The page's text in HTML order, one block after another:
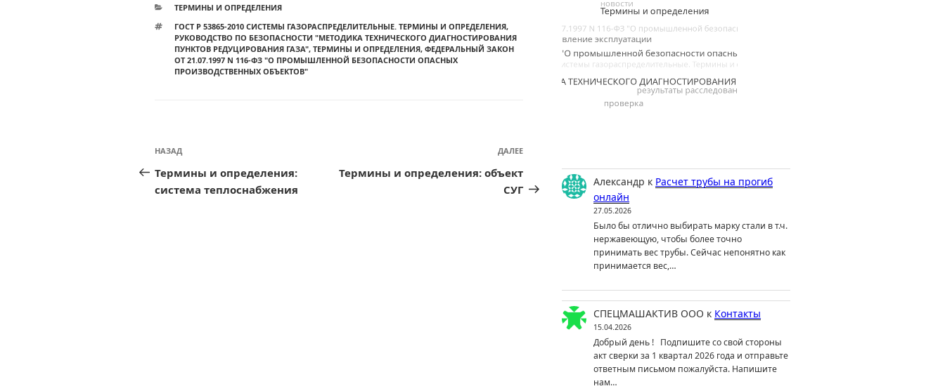
РУБРИКИ
ТЕРМИНЫ И ОПРЕДЕЛЕНИЯ
МЕТКИ
ГОСТ Р 53865-2010 СИСТЕМЫ ГАЗОРАСПРЕДЕЛИТЕЛЬНЫЕ. ТЕРМИНЫ И ОПРЕДЕЛЕНИЯ,
РУКОВОДСТВО ПО БЕЗОПАСНОСТИ "МЕТОДИКА ТЕХНИЧЕСКОГО ДИАГНОСТИРОВАНИЯ
ПУНКТОВ РЕДУЦИРОВАНИЯ ГАЗА", ТЕРМИНЫ И ОПРЕДЕЛЕНИЯ, ФЕДЕРАЛЬНЫЙ ЗАКОН
ОТ 21.07.1997 N 116-ФЗ "О ПРОМЫШЛЕННОЙ БЕЗОПАСНОСТИ ОПАСНЫХ
ПРОИЗВОДСТВЕННЫХ ОБЪЕКТОВ"
Навигация
записям
Предыдущая
запись:
НАЗАД
Термины и определения:
система теплоснабжения
Следующая
запись
ДАЛЕЕ
Термины и определения: объект
СУГ
Александр к Расчет трубы на прогиб
онлайн
27.05.2026
Было бы отлично выбирать марку стали в т.ч.
нержавеющую, чтобы более точно
принимать вес трубы. Сейчас непонятно как
принимается вес,…
СПЕЦМАШАКТИВ ООО к Контакты
15.04.2026
Добрый день ! Подпишите со свой стороны
акт сверки за 1 квартал 2026 года и отправьте
ответным письмом пожалуйста. Напишите
нам…